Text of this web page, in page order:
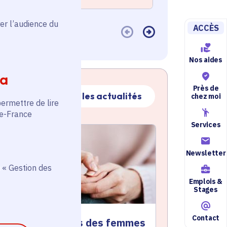
l’audience du
de lire
France
Gestion des
ACCÈS
Nos aides
Près de
chez moi
Services
Newsletter
Emplois &
Stages
Contact
Toutes les actualités
des droits des femmes